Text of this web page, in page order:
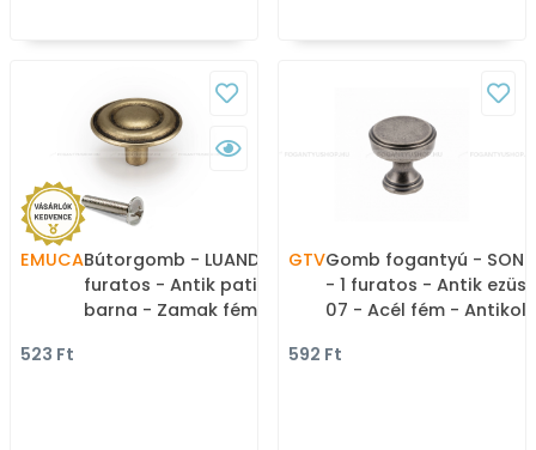
EMUCABútorgomb - LUANDA - 1
furatos - Antik patina
barna - Zamak fém
523 Ft
GTVGomb fogantyú -
- 1 furatos - Antik ezüst
07 - Acél fém -
gombfogantyú
592 Ft